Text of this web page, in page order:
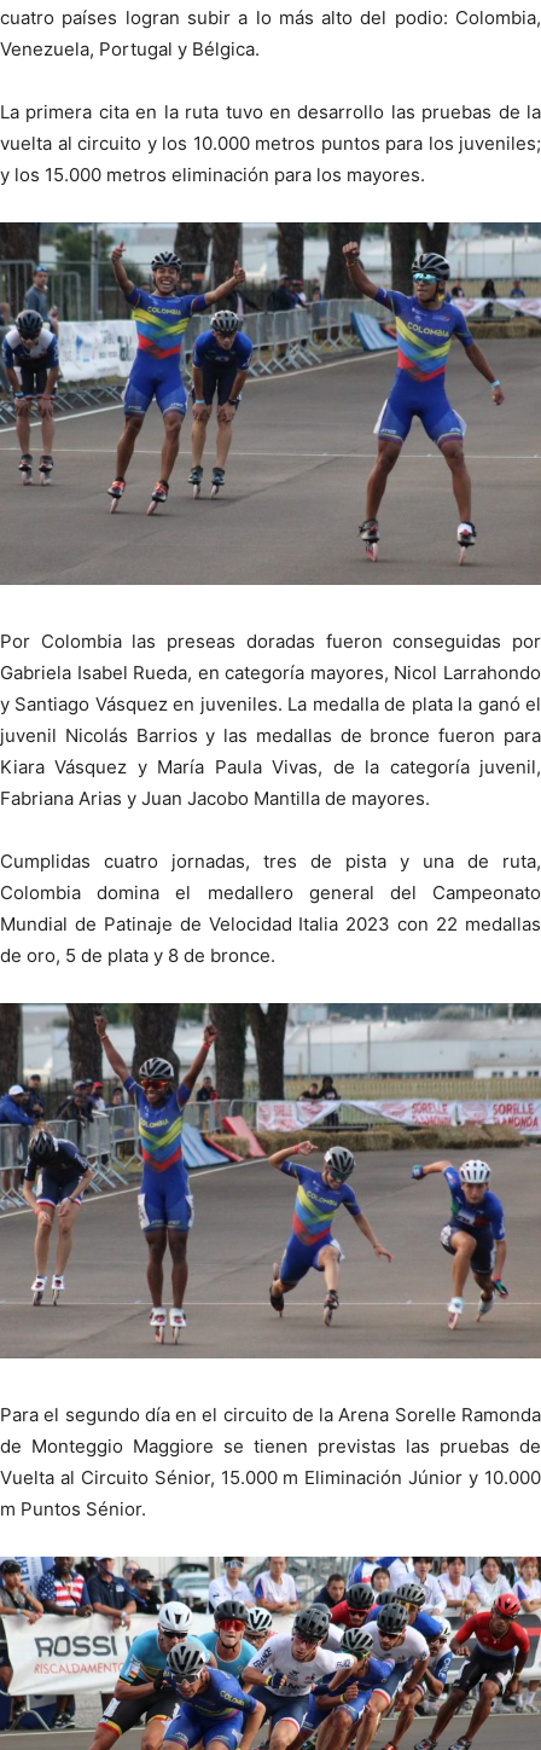
cuatro países logran subir a lo más alto del podio: Colombia,
Venezuela, Portugal y Bélgica.
La primera cita en la ruta tuvo en desarrollo las pruebas de la
vuelta al circuito y los 10.000 metros puntos para los juveniles;
y los 15.000 metros eliminación para los mayores.
Por Colombia las preseas doradas fueron conseguidas por
Gabriela Isabel Rueda, en categoría mayores, Nicol Larrahondo
y Santiago Vásquez en juveniles. La medalla de plata la ganó el
juvenil Nicolás Barrios y las medallas de bronce fueron para
Kiara Vásquez y María Paula Vivas, de la categoría juvenil,
Fabriana Arias y Juan Jacobo Mantilla de mayores.
Cumplidas cuatro jornadas, tres de pista y una de ruta,
Colombia domina el medallero general del Campeonato
Mundial de Patinaje de Velocidad Italia 2023 con 22 medallas
de oro, 5 de plata y 8 de bronce.
Para el segundo día en el circuito de la Arena Sorelle Ramonda
de Monteggio Maggiore se tienen previstas las pruebas de
Vuelta al Circuito Sénior, 15.000 m Eliminación Júnior y 10.000
m Puntos Sénior.